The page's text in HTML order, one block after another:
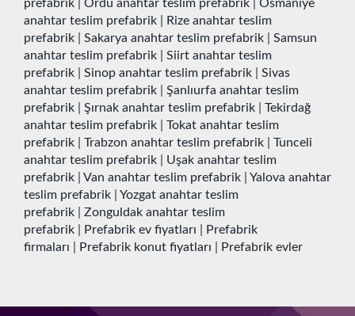
prefabrik
Ordu anahtar teslim prefabrik
Osmaniye
anahtar teslim prefabrik
Rize anahtar teslim
prefabrik
Sakarya anahtar teslim prefabrik
Samsun
anahtar teslim prefabrik
Siirt anahtar teslim
prefabrik
Sinop anahtar teslim prefabrik
Sivas
anahtar teslim prefabrik
Şanlıurfa anahtar teslim
prefabrik
Şırnak anahtar teslim prefabrik
Tekirdağ
anahtar teslim prefabrik
Tokat anahtar teslim
prefabrik
Trabzon anahtar teslim prefabrik
Tunceli
anahtar teslim prefabrik
Uşak anahtar teslim
prefabrik
Van anahtar teslim prefabrik
Yalova anahtar
teslim prefabrik
Yozgat anahtar teslim
prefabrik
Zonguldak anahtar teslim
prefabrik
Prefabrik ev fiyatları
Prefabrik
firmaları
Prefabrik konut fiyatları Prefabrik evler